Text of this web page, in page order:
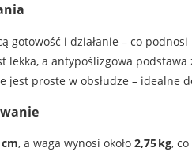
gotowość i działanie – co
lekka, a antypoślizgowa
jest proste w obsłudze – idealne
cm, a waga wynosi około 2,75 kg,